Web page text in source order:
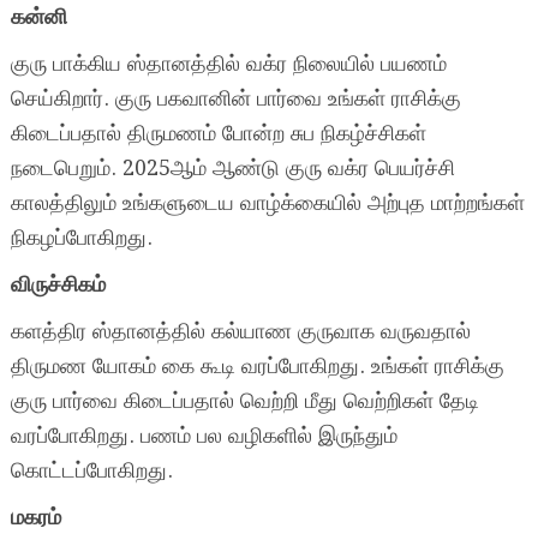
கன்னி
குரு பாக்கிய ஸ்தானத்தில் வக்ர நிலையில் பயணம்
செய்கிறார். குரு பகவானின் பார்வை உங்கள் ராசிக்கு
கிடைப்பதால் திருமணம் போன்ற சுப நிகழ்ச்சிகள்
நடைபெறும். 2025ஆம் ஆண்டு குரு வக்ர பெயர்ச்சி
காலத்திலும் உங்களுடைய வாழ்க்கையில் அற்புத மாற்றங்கள்
நிகழப்போகிறது.
விருச்சிகம்
களத்திர ஸ்தானத்தில் கல்யாண குருவாக வருவதால்
திருமண யோகம் கை கூடி வரப்போகிறது. உங்கள் ராசிக்கு
குரு பார்வை கிடைப்பதால் வெற்றி மீது வெற்றிகள் தேடி
வரப்போகிறது. பணம் பல வழிகளில் இருந்தும்
கொட்டப்போகிறது.
மகரம்